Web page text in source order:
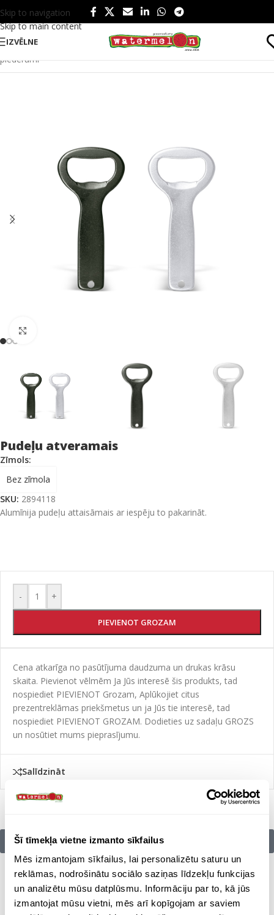
Šī tīmekļa vietne izmanto sīkfailus
Mēs izmantojam sīkfailus, lai personalizētu saturu un
reklāmas, nodrošinātu sociālo saziņas līdzekļu funkcijas
un analizētu mūsu datplūsmu. Informāciju par to, kā jūs
izmantojat mūsu vietni, mēs arī kopīgojam ar saviem
Skip to navigation
Skip to main content
IZVĒLNE
Sākums/ Ēšanai un dzeršanai/ Ēšanai
piederumi
Pudeļu atveramais
Zīmols:
Bez zīmola
SKU: 2894118
Alumīnija pudeļu attaisāmais ar iespēju to pakarināt.
- +
PIEVIENOT GROZAM
Cena atkarīga no pasūtījuma daudzuma un drukas krāsu
skaita. Pievienot vēlmēm Ja Jūs interesē šis produkts, tad
nospiediet PIEVIENOT Grozam, Aplūkojiet citus
prezentreklāmas priekšmetus un ja Jūs tie interesē, tad
nospiediet PIEVIENOT GROZAM. Dodieties uz sadaļu GROZS
un nosūtiet mums pieprasījumu.
Salīdzināt
Citu zīmolu preces: